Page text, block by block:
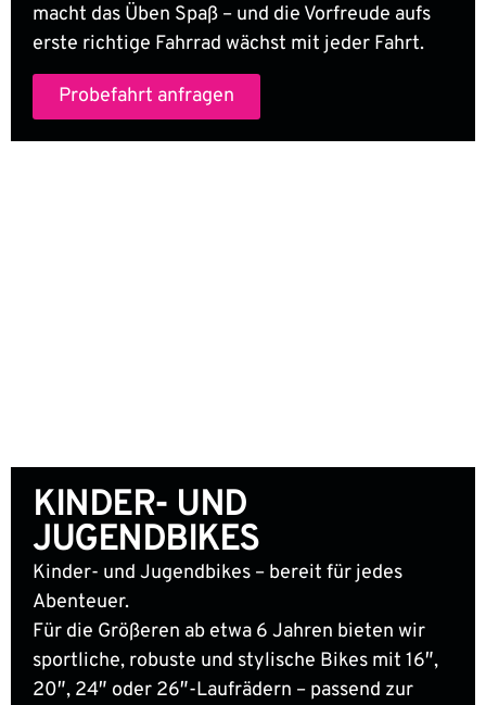
macht das Üben Spaß – und die Vorfreude aufs
erste richtige Fahrrad wächst mit jeder Fahrt.
Probefahrt anfragen
KINDER- UND
JUGENDBIKES
Kinder- und Jugendbikes – bereit für jedes
Abenteuer.
Für die Größeren ab etwa 6 Jahren bieten wir
sportliche, robuste und stylische Bikes mit 16″,
20″, 24″ oder 26″-Laufrädern – passend zur